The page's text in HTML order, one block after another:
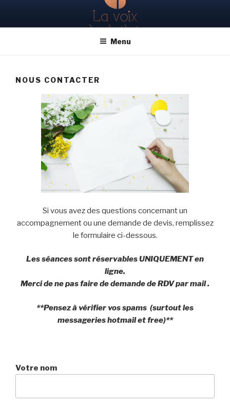
contenu
Menu
NOUS CONTACTER
Si vous avez des questions concernant un
accompagnement ou une demande de devis, remplissez
le formulaire ci-dessous.
Les séances sont réservables UNIQUEMENT en
ligne.
Merci de ne pas faire de demande de RDV par mail .
**Pensez à vérifier vos spams (surtout les
messageries hotmail et free)**
Votre nom